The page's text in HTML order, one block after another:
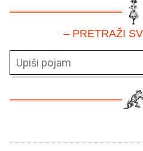
– PRETRAŽI